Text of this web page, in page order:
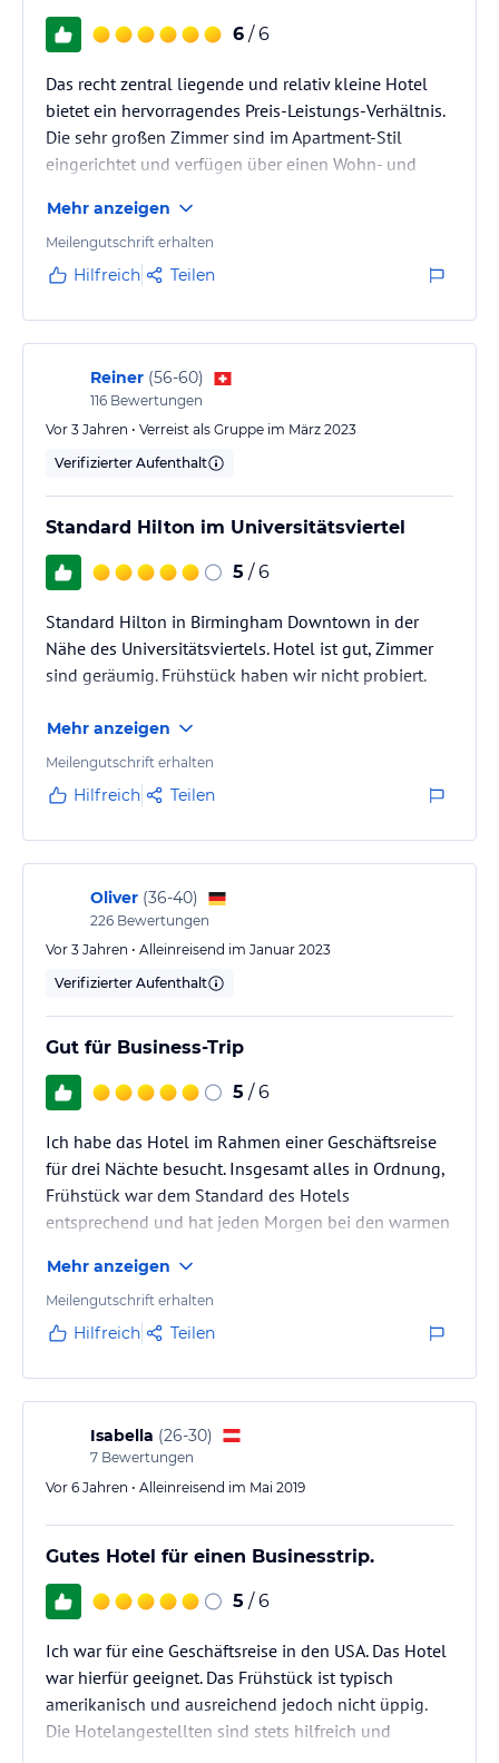
6 / 6
Das recht zentral liegende und relativ kleine Hotel
bietet ein hervorragendes Preis-Leistungs-Verhältnis.
Die sehr großen Zimmer sind im Apartment-Stil
eingerichtet und verfügen über einen Wohn- und
amerikanische Verhältnisse ist das kontinentale
Frühstück sehr gut. Das Personal ist sehr freundlich
und hilfsbereit. Auf Nachfrage, wie ein bestimmter
Shuttleservice für die Innenstadt angeboten und
durchgeführt; dieser…
Mehr anzeigen
Meilengutschrift erhalten
Hilfreich Teilen
Reiner (56-60)
116 Bewertungen
Vor 3 Jahren • Verreist als Gruppe im März 2023
Verifizierter Aufenthalt
Standard Hilton im Universitätsviertel
5 / 6
Standard Hilton in Birmingham Downtown in der
Nähe des Universitätsviertels. Hotel ist gut, Zimmer
sind geräumig. Frühstück haben wir nicht probiert.
Mehr anzeigen
Meilengutschrift erhalten
Hilfreich Teilen
Oliver (36-40)
226 Bewertungen
Vor 3 Jahren • Alleinreisend im Januar 2023
Verifizierter Aufenthalt
Gut für Business-Trip
5 / 6
Ich habe das Hotel im Rahmen einer Geschäftsreise
für drei Nächte besucht. Insgesamt alles in Ordnung,
Frühstück war dem Standard des Hotels
entsprechend und hat jeden Morgen bei den warmen
aber etwas hellhörig. Einige Bars und Restaurants in
der näheren Umgebung.
Mehr anzeigen
Meilengutschrift erhalten
Hilfreich Teilen
Isabella (26-30)
7 Bewertungen
Vor 6 Jahren • Alleinreisend im Mai 2019
Gutes Hotel für einen Businesstrip.
5 / 6
Ich war für eine Geschäftsreise in den USA. Das Hotel
war hierfür geeignet. Das Frühstück ist typisch
amerikanisch und ausreichend jedoch nicht üppig.
Die Hotelangestellten sind stets hilfreich und